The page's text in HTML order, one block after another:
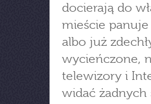
docierają do
mieście
albo już
wycieńczone,
telewizory i
widać żadnych